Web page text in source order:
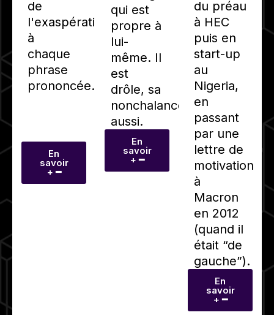
de
l'exaspération
à
chaque
phrase
prononcée.
En
savoir
+ ━
qui est
propre à
lui-
même. Il
est
drôle, sa
nonchalance
aussi.
En
savoir
+ ━
du préau
à HEC
puis en
start-up
au
Nigeria,
en
passant
par une
lettre de
motivation
à
Macron
en 2012
(quand il
était “de
gauche”).
En
savoir
+ ━